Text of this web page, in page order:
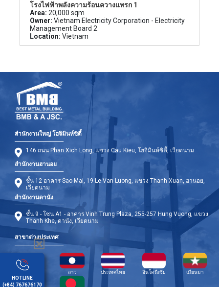
โรงไฟฟ้าพลังความร้อนควางแทรก 1
Area: 20,000 sqm
Owner: Vietnam Electricity Corporation - Electricity
Management Board 2
Location: Vietnam
สำนักงานใหญ่ โฮจิมินห์ซิตี้
146 ถนน Phan Xich Long, แขวง Cau Kieu, โฮจิมินห์ซิตี้, เวียดนาม
สำนักงานฮานอย
ชั้น 12 อาคาร Sao Mai, 19 Le Van Luong, แขวง Thanh Xuan, ฮานอย,
เวียดนาม
สำนักงานดานัง
ชั้น 9 - โซน A1 - อาคาร Vinh Trung Plaza, 255-257 Hung Vuong, แขวง
Thanh Khe, ดานัง, เวียดนาม
สาขาต่างประเทศ
ลาว ประเทศไทย อินโดนีเซีย
เมียนมา
HOTLINE
(+84) 767676170